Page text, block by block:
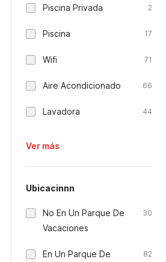
Piscina Privada 2
Piscina 17
Wifi 71
Aire Acondicionado 66
Lavadora 44
Ver más
Ubicacinnn
No En Un Parque De
Vacaciones
30
En Un Parque De
82